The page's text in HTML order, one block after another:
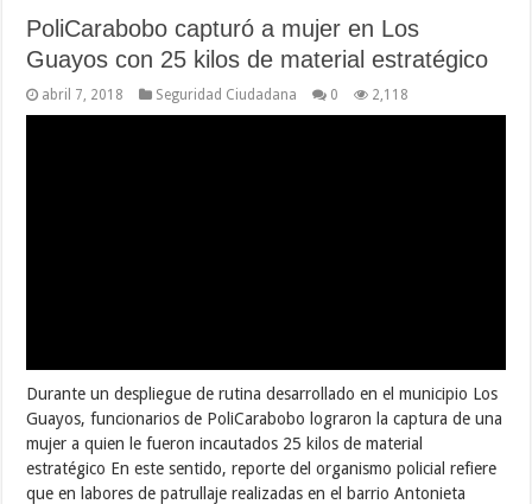
PoliCarabobo capturó a mujer en Los
Guayos con 25 kilos de material estratégico
abril 7, 2018 Seguridad Ciudadana 0 2,118
Durante un despliegue de rutina desarrollado en el municipio Los
Guayos, funcionarios de PoliCarabobo lograron la captura de una
mujer a quien le fueron incautados 25 kilos de material
estratégico En este sentido, reporte del organismo policial refiere
que en labores de patrullaje realizadas en el barrio Antonieta